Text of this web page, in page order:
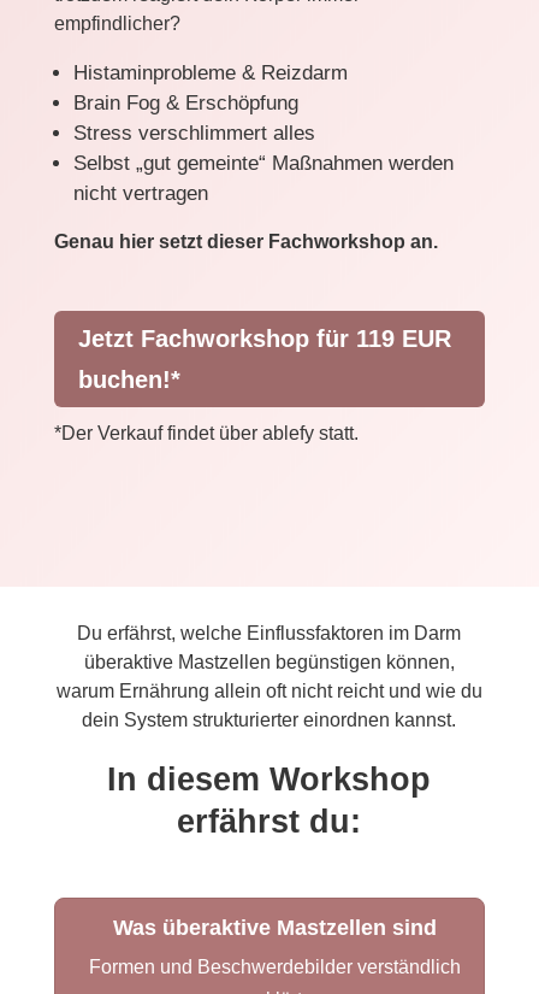
empfindlicher?
Histaminprobleme & Reizdarm
Brain Fog & Erschöpfung
Stress verschlimmert alles
Selbst „gut gemeinte“ Maßnahmen werden
nicht vertragen
Genau hier setzt dieser Fachworkshop an.
Jetzt Fachworkshop für 119 EUR
buchen!*
*Der Verkauf findet über ablefy statt.
Du erfährst, welche Einflussfaktoren im Darm
überaktive Mastzellen begünstigen können,
warum Ernährung allein oft nicht reicht und wie du
dein System strukturierter einordnen kannst.
In diesem Workshop
erfährst du:
Was überaktive Mastzellen sind
Formen und Beschwerdebilder verständlich